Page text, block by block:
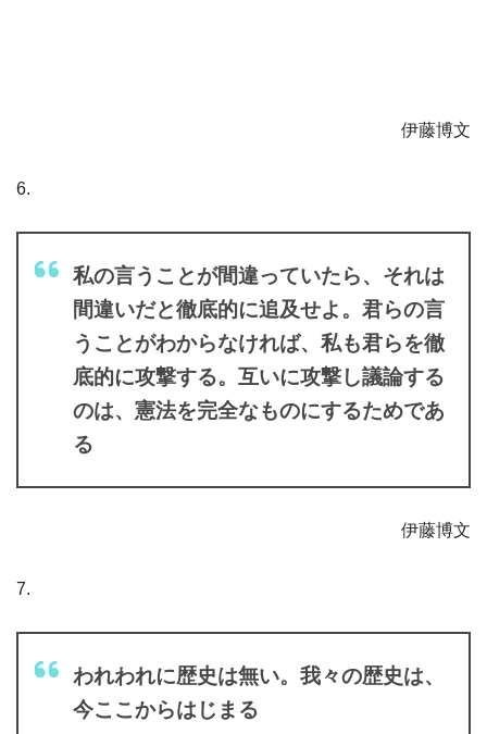
伊藤博文
6.
私の言うことが間違っていたら、それは
間違いだと徹底的に追及せよ。君らの言
うことがわからなければ、私も君らを徹
底的に攻撃する。互いに攻撃し議論する
のは、憲法を完全なものにするためであ
る
伊藤博文
7.
われわれに歴史は無い。我々の歴史は、
今ここからはじまる